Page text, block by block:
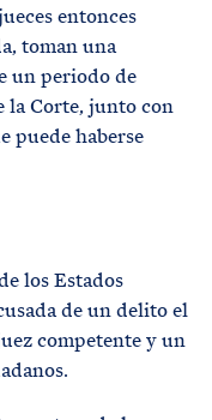
entonces
toman una
un periodo de
la Corte, junto con
puede haberse
los Estados
de un delito el
competente y un